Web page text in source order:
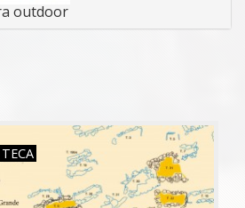
outdoor
SAB, 26/07/2025